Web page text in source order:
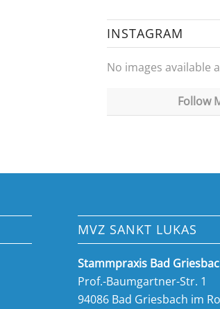
INSTAGRAM
No images available
Follow
MVZ SANKT LUKAS
Stammpraxis Bad
Prof.-Baumgartner-Str. 1
94086 Bad Griesbach im